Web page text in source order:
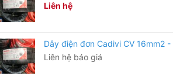
Bạn có thể tham khảo thêm các sản
Đèn đường 300W Pin Rời Cao Cấp
Đèn đường 150W Pin Rời giá rẻ
Liên hệ
Dây điện đơn Cadivi CV 16mm2 -
Liên hệ báo giá